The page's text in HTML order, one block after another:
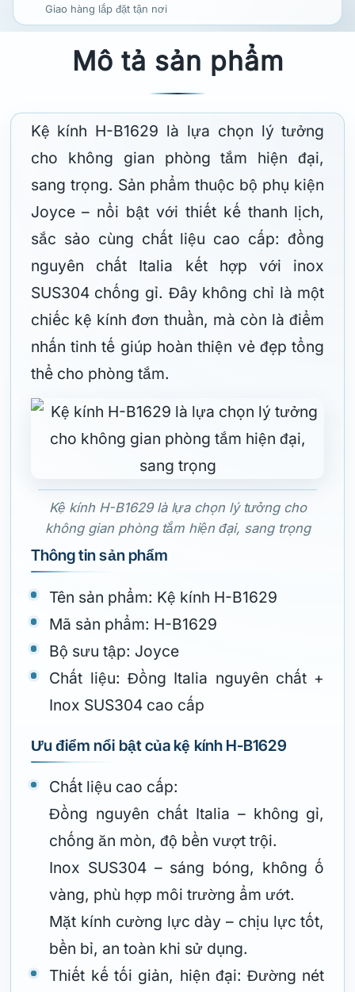
Giao hàng lắp đặt tận nơi
Mô tả sản phẩm
Kệ kính H-B1629 là lựa chọn lý tưởng
cho không gian phòng tắm hiện đại,
sang trọng. Sản phẩm thuộc bộ phụ kiện
Joyce – nổi bật với thiết kế thanh lịch,
sắc sảo cùng chất liệu cao cấp: đồng
nguyên chất Italia kết hợp với inox
SUS304 chống gỉ. Đây không chỉ là một
chiếc kệ kính đơn thuần, mà còn là điểm
nhấn tinh tế giúp hoàn thiện vẻ đẹp tổng
thể cho phòng tắm.
Kệ kính H-B1629 là lựa chọn lý tưởng cho
không gian phòng tắm hiện đại, sang trọng
Thông tin sản phẩm
Tên sản phẩm: Kệ kính H-B1629
Mã sản phẩm: H-B1629
Bộ sưu tập: Joyce
Chất liệu: Đồng Italia nguyên chất +
Inox SUS304 cao cấp
Ưu điểm nổi bật của kệ kính H-B1629
Chất liệu cao cấp:
Đồng nguyên chất Italia – không gỉ,
chống ăn mòn, độ bền vượt trội.
Inox SUS304 – sáng bóng, không ố
vàng, phù hợp môi trường ẩm ướt.
Mặt kính cường lực dày – chịu lực tốt,
bền bỉ, an toàn khi sử dụng.
Thiết kế tối giản, hiện đại: Đường nét